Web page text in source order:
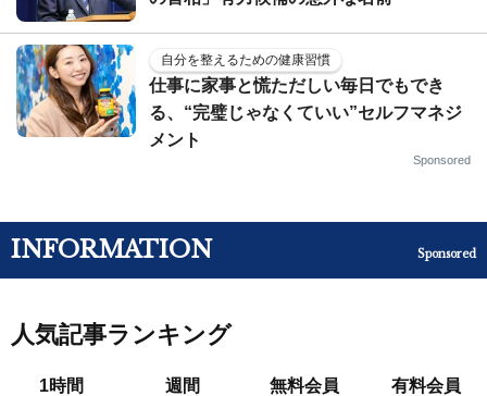
自分を整えるための健康習慣
仕事に家事と慌ただしい毎日でもでき
る、“完璧じゃなくていい”セルフマネジ
メント
Sponsored
INFORMATION Sponsored
人気記事ランキング
1時間 週間 無料会員 有料会員